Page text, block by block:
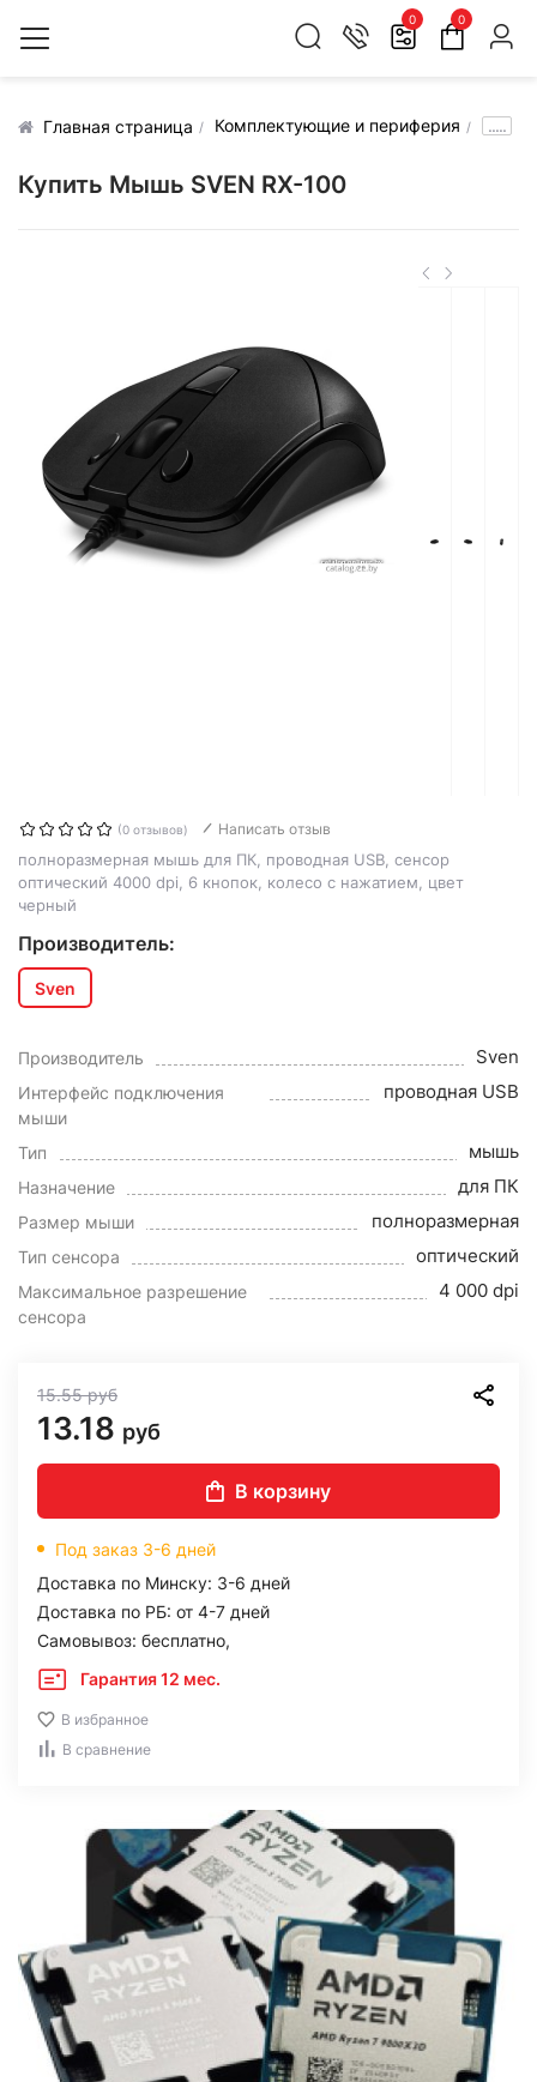
0 0
Главная страница Комплектующие и периферия .....
Купить Мышь SVEN RX-100
(0 отзывов) Написать отзыв
полноразмерная мышь для ПК, проводная USB, сенсор
оптический 4000 dpi, 6 кнопок, колесо с нажатием, цвет
черный
Производитель:
Sven
Производитель Sven
Интерфейс подключения
мыши
проводная USB
Тип мышь
Назначение для ПК
Размер мыши полноразмерная
Тип сенсора оптический
Максимальное разрешение
сенсора
4 000 dpi
15.55руб
13.18 руб
В корзину
Под заказ 3-6 дней
Доставка по Минску: 3-6 дней
Доставка по РБ: от 4-7 дней
Самовывоз: бесплатно,
Гарантия 12 мес.
В избранное
В сравнение